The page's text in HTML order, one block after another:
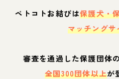
ペトコトお結びは保護犬・
マッチングサ
審査を通過した保護団体
全国300団体以上が